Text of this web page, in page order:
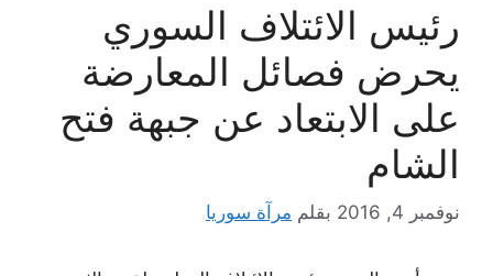
رئيس الائتلاف السوري
يحرض فصائل المعارضة
على الابتعاد عن جبهة فتح
الشام
نوفمبر 4, 2016 بقلم مرآة سوريا